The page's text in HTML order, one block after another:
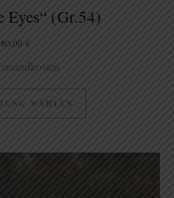
Eyes“ (Gr.54)
80,00€
WÄHLEN